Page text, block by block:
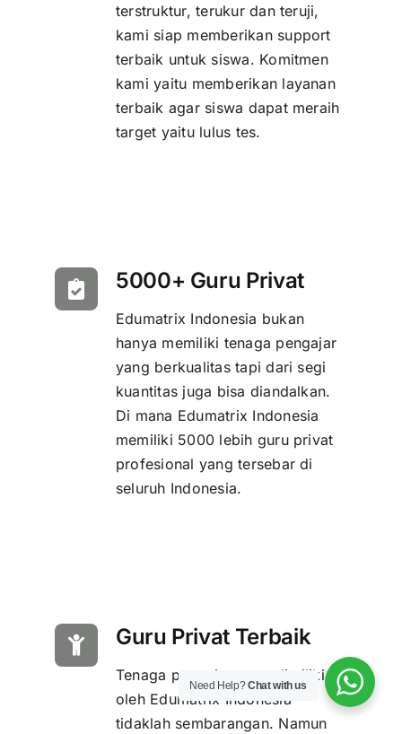
terstruktur, terukur dan teruji,
kami siap memberikan support
terbaik untuk siswa. Komitmen
kami yaitu memberikan layanan
terbaik agar siswa dapat meraih
target yaitu lulus tes.
5000+ Guru Privat
Edumatrix Indonesia bukan
hanya memiliki tenaga pengajar
yang berkualitas tapi dari segi
kuantitas juga bisa diandalkan.
Di mana Edumatrix Indonesia
memiliki 5000 lebih guru privat
profesional yang tersebar di
seluruh Indonesia.
Guru Privat Terbaik
Tenaga pengajar yang dimiliki
oleh Edumatrix Indonesia
tidaklah sembarangan. Namun
Need Help?Chat with us